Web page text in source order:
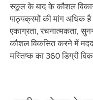
स्कूल के बाद के कौशल
पाठ्यक्रमों की मांग अधिक
एकाग्रता, रचनात्मकता,
कौशल विकसित करने में
मस्तिष्क का 360 डिग्री